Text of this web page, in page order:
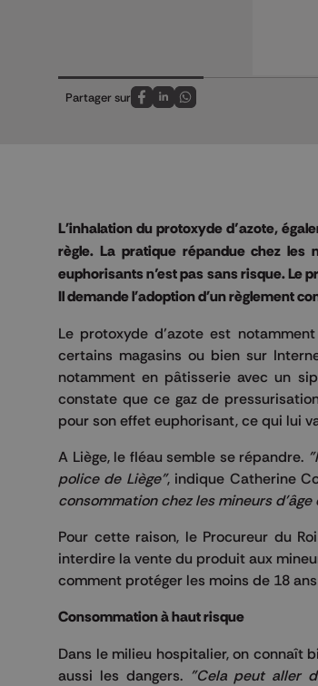
Partager sur
Partagez sur FaceBook
Partagez sur LinkedIn
Partagez sur Whatsapp
L'inhalation du protoxyde d’azote,
règle. La pratique répandue chez
euphorisants n’est pas sans risque. Le
Il demande l'adoption d'un règlement
Le protoxyde d’azote est
certains magasins ou bien sur
notamment en pâtisserie avec un
constate que ce gaz de
pour son effet euphorisant, ce qui lui
A Liège, le fléau semble se répandre.
police de Liège", indique Catherine
consommation chez les mineurs
Pour cette raison, le Procureur du
interdire la vente du produit aux
comment protéger les moins de 18
Consommation à haut risque
Dans le milieu hospitalier, on connaît
aussi les dangers. "Cela peut aller